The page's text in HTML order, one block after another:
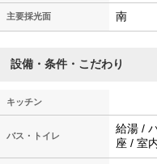
主要採光面 南
設備・条件・こだわり
キッチン
バス・トイレ
給湯 /
座 / 室